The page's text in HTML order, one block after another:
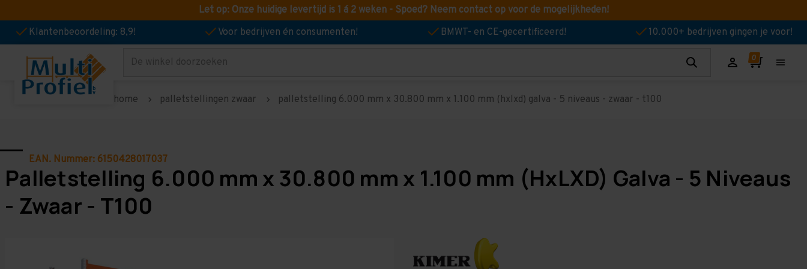
Let op: Onze huidige levertijd is 1 á 2 weken - Spoed? Neem contact op voor de mogelijkheden!
Klantenbeoordeling: 8,9!
Voor bedrijven én consumenten! BMWT- en CE-gecertificeerd! 10.000+ bedrijven gingen je voor!
Zoeken
home palletstellingen zwaar palletstelling 6.000 mm x 30.800 mm x 1.100 mm (hxlxd) galva - 5 niveaus - zwaar - t100
EAN. Nummer: 6150428017037
Palletstelling 6.000 mm x 30.800 mm x 1.100 mm (HxLXD) Galva - 5 Niveaus
- Zwaar - T100